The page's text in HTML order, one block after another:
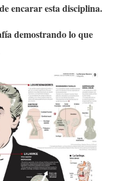
encarar esta disciplina.
demostrando lo que